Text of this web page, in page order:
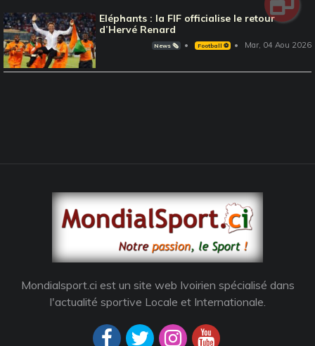
Eléphants : la FIF officialise le retour
d’Hervé Renard
News 🗞️ Football ⚽️ Mar, 04 Aou 2026
Mondialsport.ci est un site web Ivoirien spécialisé dans
l'actualité sportive Locale et Internationale.